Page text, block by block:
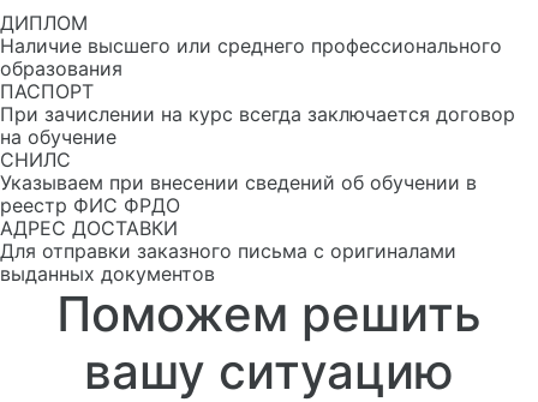
ДИПЛОМ
Наличие высшего или среднего профессионального
образования
ПАСПОРТ
При зачислении на курс всегда заключается договор
на обучение
СНИЛС
Указываем при внесении сведений об обучении в
реестр ФИС ФРДО
АДРЕС ДОСТАВКИ
Для отправки заказного письма с оригиналами
выданных документов
Поможем решить
вашу ситуацию